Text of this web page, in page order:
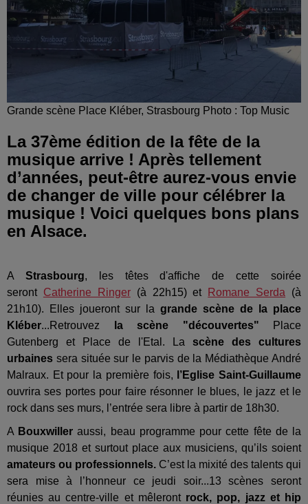
Grande scène Place Kléber, Strasbourg Photo : Top Music
La 37ème édition de la fête de la
musique arrive ! Après tellement
d’années, peut-être aurez-vous envie
de changer de ville pour célébrer la
musique ! Voici quelques bons plans
en Alsace.
A Strasbourg, les têtes d'affiche de cette soirée
seront Catherine Ringer(à 22h15) et Romane Serda (à
21h10). Elles joueront sur la grande scène de la place
Kléber...Retrouvez la scène "découvertes"
Place
Gutenberg et Place de l'Etal. La scène des cultures
urbaines sera située sur le parvis de la Médiathèque André
Malraux. Et pour la première fois, l’Eglise Saint-Guillaume
ouvrira ses portes pour faire résonner le blues, le jazz et le
rock dans ses murs, l’entrée sera libre à partir de 18h30.
A Bouxwiller aussi, beau programme pour cette fête de la
musique 2018 et surtout place aux musiciens, qu’ils soient
amateurs ou professionnels. C’est la mixité des talents qui
sera mise à l’honneur ce jeudi soir...13 scènes seront
réunies au centre-ville et mêlerontrock, pop, jazz et hip